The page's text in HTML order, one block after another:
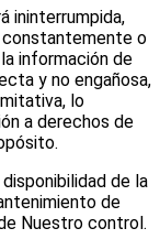
ininterrumpida,
constantemente o
información de
y no engañosa,
lo
a derechos de
de la
de
Nuestro control.